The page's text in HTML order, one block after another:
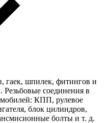
гаек, шпилек, фитингов и
Резьбовые соединения в
КПП, рулевое
блок цилиндров,
болты и т. д.